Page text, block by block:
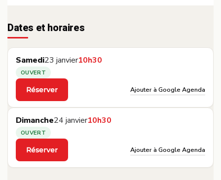
Dates et horaires
Samedi23 janvier10h30
OUVERT
Réserver
·
Ajouter à Google Agenda
Dimanche24 janvier10h30
OUVERT
Réserver
·
Ajouter à Google Agenda